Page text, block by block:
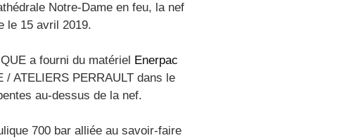
Notre-Dame en feu, la nef
le 15 avril 2019.
a fourni du matériel Enerpac
ATELIERS PERRAULT dans le
au-dessus de la nef.
700 bar alliée au savoir-faire